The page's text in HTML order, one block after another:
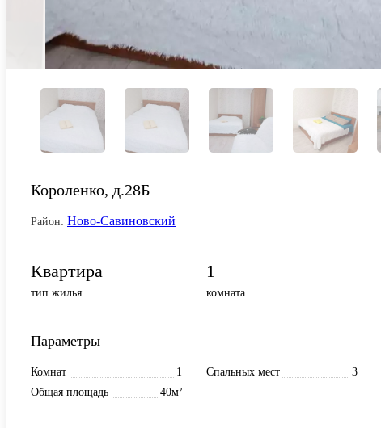
Короленко, д.28Б
Район: Ново-Савиновский
Квартира
тип жилья
1
комната
Параметры
Комнат 1 Спальных мест 3
Общая площадь
40м²